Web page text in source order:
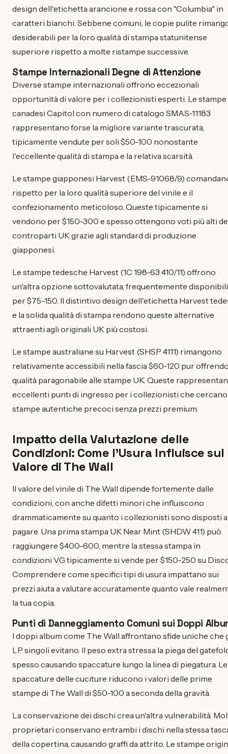
design dell'etichetta arancione e rossa con "Columbia" in
caratteri bianchi. Sebbene comuni, le copie pulite
desiderabili per la loro qualità di stampa statunitense
superiore rispetto a molte ristampe successive.
Stampe Internazionali Degne di Attenzione
Diverse stampe internazionali offrono eccezionali
opportunità di valore per i collezionisti esperti. Le stampe
canadesi Capitol con numero di catalogo SMAS-11183
rappresentano forse la migliore variante trascurata,
tipicamente vendute per soli $50-100 nonostante
l'eccellente qualità di stampa e la relativa scarsità.
Le stampe giapponesi Harvest (EMS-91068/9)
rispetto per la loro qualità superiore del vinile e il
confezionamento meticoloso. Queste tipicamente si
vendono per $150-300 e spesso ottengono voti più alti
controparti UK grazie agli standard di produzione
giapponesi.
Le stampe tedesche Harvest (1C 198-63 410/11) offrono
un'altra opzione sottovalutata, frequentemente disponibili
per $75-150. Il distintivo design dell'etichetta Harvest
e la solida qualità di stampa rendono queste alternative
attraenti agli originali UK più costosi.
Le stampe australiane su Harvest (SHSP 4111) rimangono
relativamente accessibili nella fascia $60-120 pur
qualità paragonabile alle stampe UK. Queste
eccellenti punti di ingresso per i collezionisti che cercano
stampe autentiche precoci senza prezzi premium.
Impatto della Valutazione delle
Condizioni: Come l'Usura Influisce sul
Valore di The Wall
Il valore del vinile di The Wall dipende fortemente dalle
condizioni, con anche difetti minori che influiscono
drammaticamente su quanto i collezionisti sono disposti a
pagare. Una prima stampa UK Near Mint (SHDW 411) può
raggiungere $400-600, mentre la stessa stampa in
condizioni VG tipicamente si vende per $150-250 su
Comprendere come specifici tipi di usura impattano sui
prezzi aiuta a valutare accuratamente quanto vale
la tua copia.
Punti di Danneggiamento Comuni sui Doppi
I doppi album come The Wall affrontano sfide uniche che
LP singoli evitano. Il peso extra stressa la piega del
spesso causando spaccature lungo la linea di piegatura. Le
spaccature delle cuciture riducono i valori delle prime
stampe di The Wall di $50-100 a seconda della gravità.
La conservazione dei dischi crea un'altra vulnerabilità.
proprietari conservano entrambi i dischi nella stessa
della copertina, causando graffi da attrito. Le stampe